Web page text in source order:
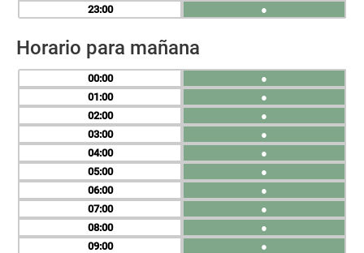
23
●
Horario para mañana
00
01
02
03
04
05
06
07
08
09
●
●
●
●
●
●
●
●
●
●